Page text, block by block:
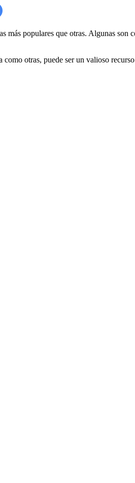
más populares que otras. Algunas
otras, puede ser un valioso